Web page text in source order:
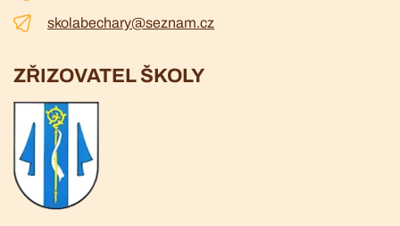
skolabechary@seznam.cz
ZŘIZOVATEL ŠKOLY